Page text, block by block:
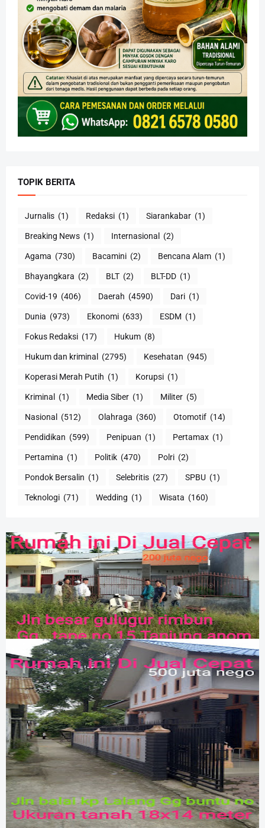
TOPIK BERITA
Jurnalis (1) Redaksi (1) Siarankabar (1)
Breaking News (1) Internasional (2)
Agama (730) Bacamini (2) Bencana Alam (1)
Bhayangkara (2) BLT (2) BLT-DD (1)
Covid-19 (406) Daerah (4590) Dari (1)
Dunia (973) Ekonomi (633) ESDM (1)
Fokus Redaksi (17) Hukum (8)
Hukum dan kriminal (2795) Kesehatan (945)
Koperasi Merah Putih (1) Korupsi (1)
Kriminal (1) Media Siber (1) Militer (5)
Nasional (512) Olahraga (360) Otomotif (14)
Pendidikan (599) Penipuan (1) Pertamax (1)
Pertamina (1) Politik (470) Polri (2)
Pondok Bersalin (1) Selebritis (27) SPBU (1)
Teknologi (71) Wedding (1) Wisata (160)